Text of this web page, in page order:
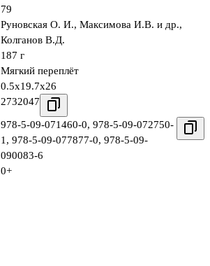
79
Руновская О. И., Максимова И.В. и др.,
Колганов В.Д.
187 г
Мягкий переплёт
0.5x19.7x26
2732047
978-5-09-071460-0, 978-5-09-072750-
1, 978-5-09-077877-0, 978-5-09-
090083-6
0+